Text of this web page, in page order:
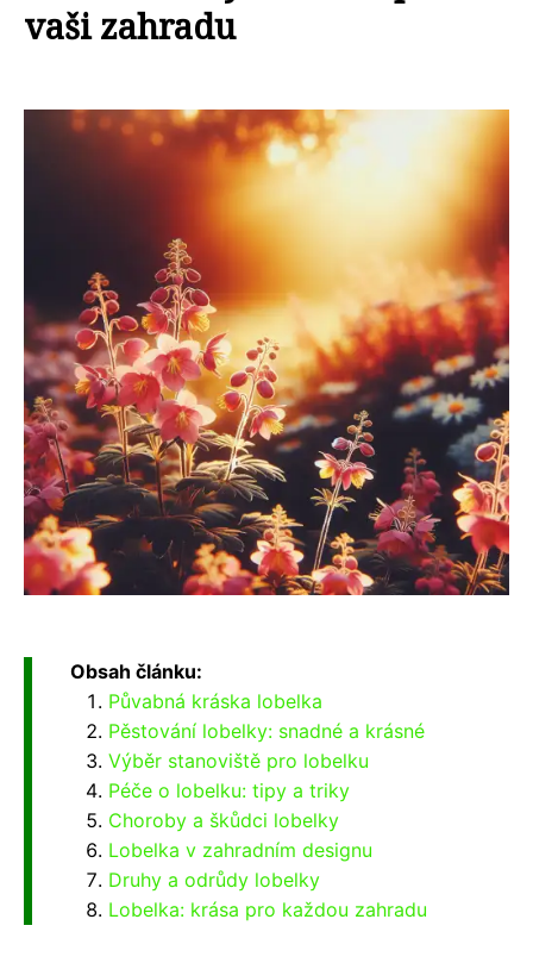
vaši zahradu
Obsah článku:
Půvabná kráska lobelka
Pěstování lobelky: snadné a krásné
Výběr stanoviště pro lobelku
Péče o lobelku: tipy a triky
Choroby a škůdci lobelky
Lobelka v zahradním designu
Druhy a odrůdy lobelky
Lobelka: krása pro každou zahradu